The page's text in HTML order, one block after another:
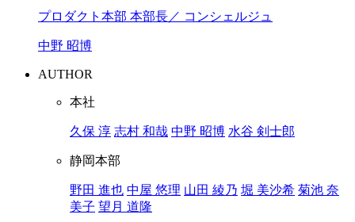
プロダクト本部 本部長／ コンシェルジュ
中野 昭博
AUTHOR
本社
久保 淳 志村 和哉 中野 昭博 水谷 剣士郎
静岡本部
野田 進也 中屋 悠理 山田 綾乃 堀 美沙希 菊池 奈
美子 望月 道隆